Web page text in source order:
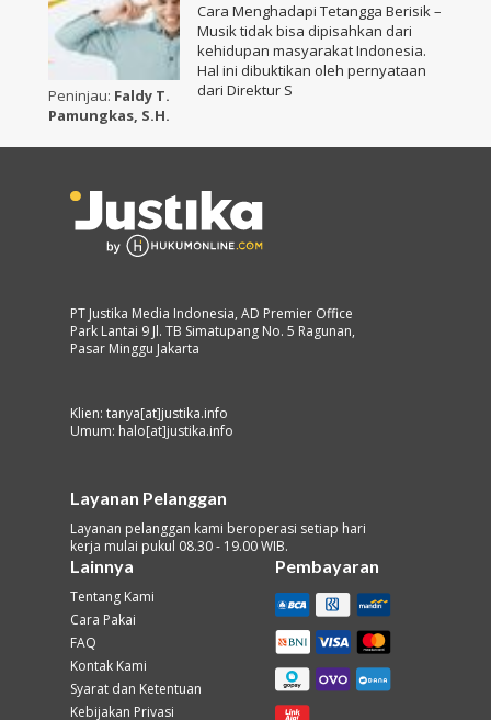
Peninjau: Faldy T.
Pamungkas, S.H.
Cara Menghadapi Tetangga Berisik –
Musik tidak bisa dipisahkan dari
kehidupan masyarakat Indonesia.
Hal ini dibuktikan oleh pernyataan
dari Direktur S
PT Justika Media Indonesia, AD Premier Office
Park Lantai 9 Jl. TB Simatupang No. 5 Ragunan,
Pasar Minggu Jakarta
Klien: tanya[at]justika.info
Umum: halo[at]justika.info
Layanan Pelanggan
Layanan pelanggan kami beroperasi setiap hari
kerja mulai pukul 08.30 - 19.00 WIB.
Lainnya
Tentang Kami
Cara Pakai
FAQ
Kontak Kami
Syarat dan Ketentuan
Kebijakan Privasi
Pembayaran